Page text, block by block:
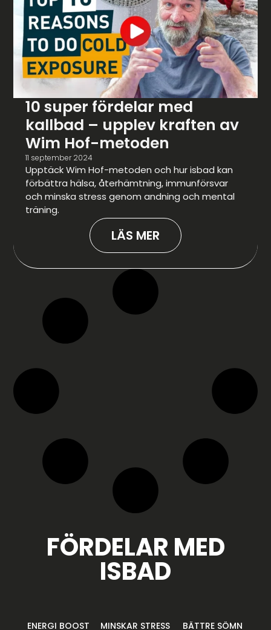
10 super fördelar med
kallbad – upplev kraften av
Wim Hof-metoden
11 september 2024
Upptäck Wim Hof-metoden och hur isbad kan
förbättra hälsa, återhämtning, immunförsvar
och minska stress genom andning och mental
träning.
LÄS MER
FÖRDELAR MED
ISBAD
ENERGI BOOST MINSKAR STRESS BÄTTRE SÖMN